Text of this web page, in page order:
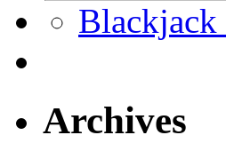
Blackjack
Archives